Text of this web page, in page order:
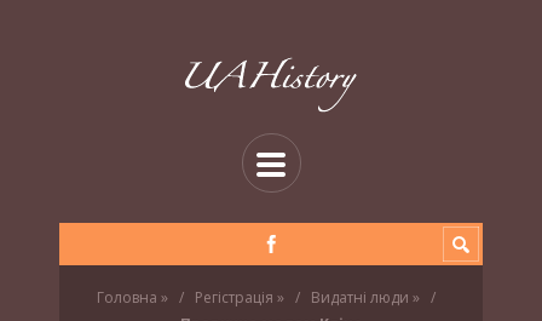
Головна » Регістрація » Видатні люди »